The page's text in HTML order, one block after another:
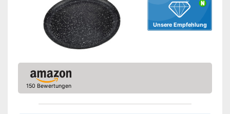
Unsere Empfehlung
150 Bewertungen